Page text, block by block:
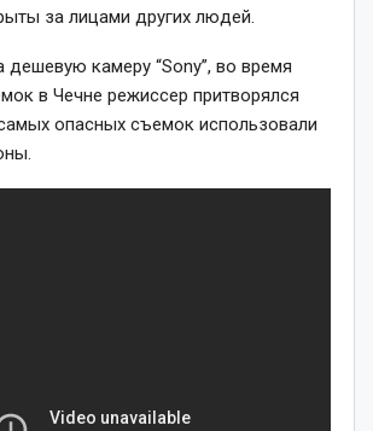
за лицами других людей.
дешевую камеру “Sony”, во время
в Чечне режиссер притворялся
опасных съемок использовали